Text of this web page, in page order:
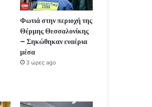
Φωτιά στην περιοχή της
Θέρμης Θεσσαλονίκης
– Σηκώθηκαν εναέρια
μέσα
3 ώρες ago